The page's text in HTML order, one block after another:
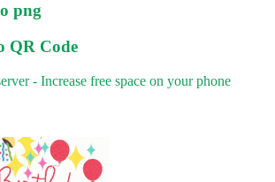
png
QR Code
- Increase free space on your phone